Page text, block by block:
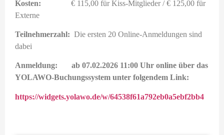
Kosten: € 115,00 für Kiss-Mitglieder / € 125,00 für
Externe
Teilnehmerzahl: Die ersten 20 Online-Anmeldungen sind
dabei
Anmeldung: ab 07.02.2026 11:00 Uhr online über das
YOLAWO-Buchungssystem unter folgendem Link:
https://widgets.yolawo.de/w/64538f61a792eb0a5ebf2bb4